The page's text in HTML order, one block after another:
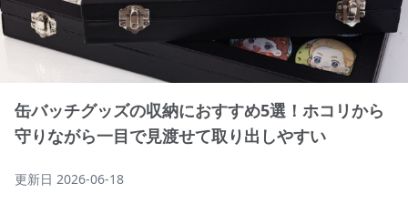
缶バッチグッズの収納におすすめ5選！ホコリから
守りながら一目で見渡せて取り出しやすい
更新日 2026-06-18